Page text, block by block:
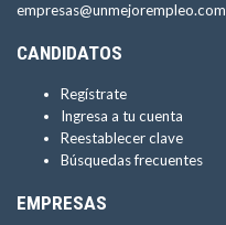
empresas@unmejorempleo.com
CANDIDATOS
Regístrate
Ingresa a tu cuenta
Reestablecer clave
Búsquedas frecuentes
EMPRESAS